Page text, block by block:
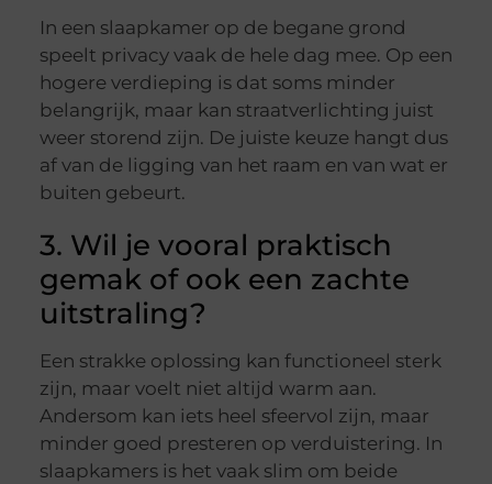
In een slaapkamer op de begane grond
speelt privacy vaak de hele dag mee. Op een
hogere verdieping is dat soms minder
belangrijk, maar kan straatverlichting juist
weer storend zijn. De juiste keuze hangt dus
af van de ligging van het raam en van wat er
buiten gebeurt.
3. Wil je vooral praktisch
gemak of ook een zachte
uitstraling?
Een strakke oplossing kan functioneel sterk
zijn, maar voelt niet altijd warm aan.
Andersom kan iets heel sfeervol zijn, maar
minder goed presteren op verduistering. In
slaapkamers is het vaak slim om beide